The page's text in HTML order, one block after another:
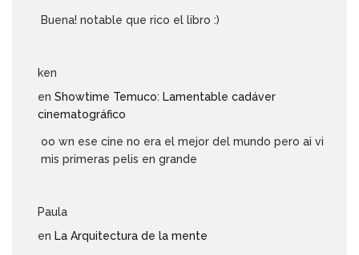
Buena! notable que rico el libro :)
ken
en Showtime Temuco: Lamentable cadáver
cinematográfico
oo wn ese cine no era el mejor del mundo pero ai vi
mis primeras pelis en grande
Paula
en La Arquitectura de la mente